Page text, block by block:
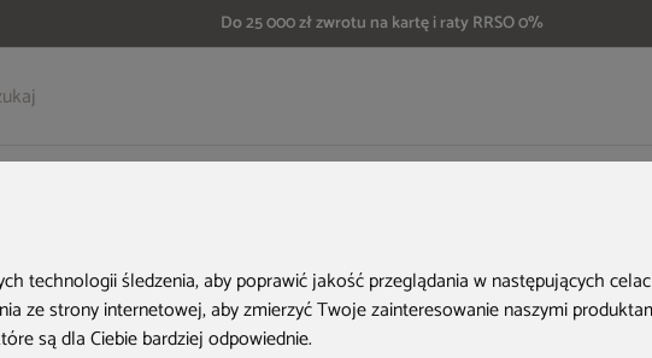
technologii śledzenia, aby poprawić jakość przeglądania w następujących
ze strony internetowej,aby zmierzyć Twoje zainteresowanie naszymi
są dla Ciebie bardziej odpowiednie.
Do 25 000 zł zwrotu na kartę i raty RRSO 0%
Akcesoria